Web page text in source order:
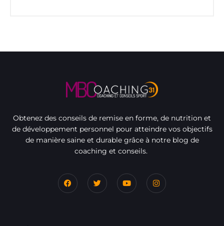
Obtenez des conseils de remise en forme, de nutrition et
de développement personnel pour atteindre vos objectifs
de manière saine et durable grâce à notre blog de
coaching et conseils.